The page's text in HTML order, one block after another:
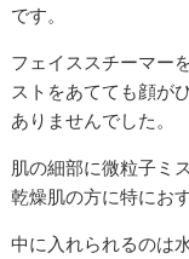
です。
フェイススチーマー
ストをあてても顔が
ありませんでした。
肌の細部に微粒子ミ
乾燥肌の方に特にお
中に入れられるのは